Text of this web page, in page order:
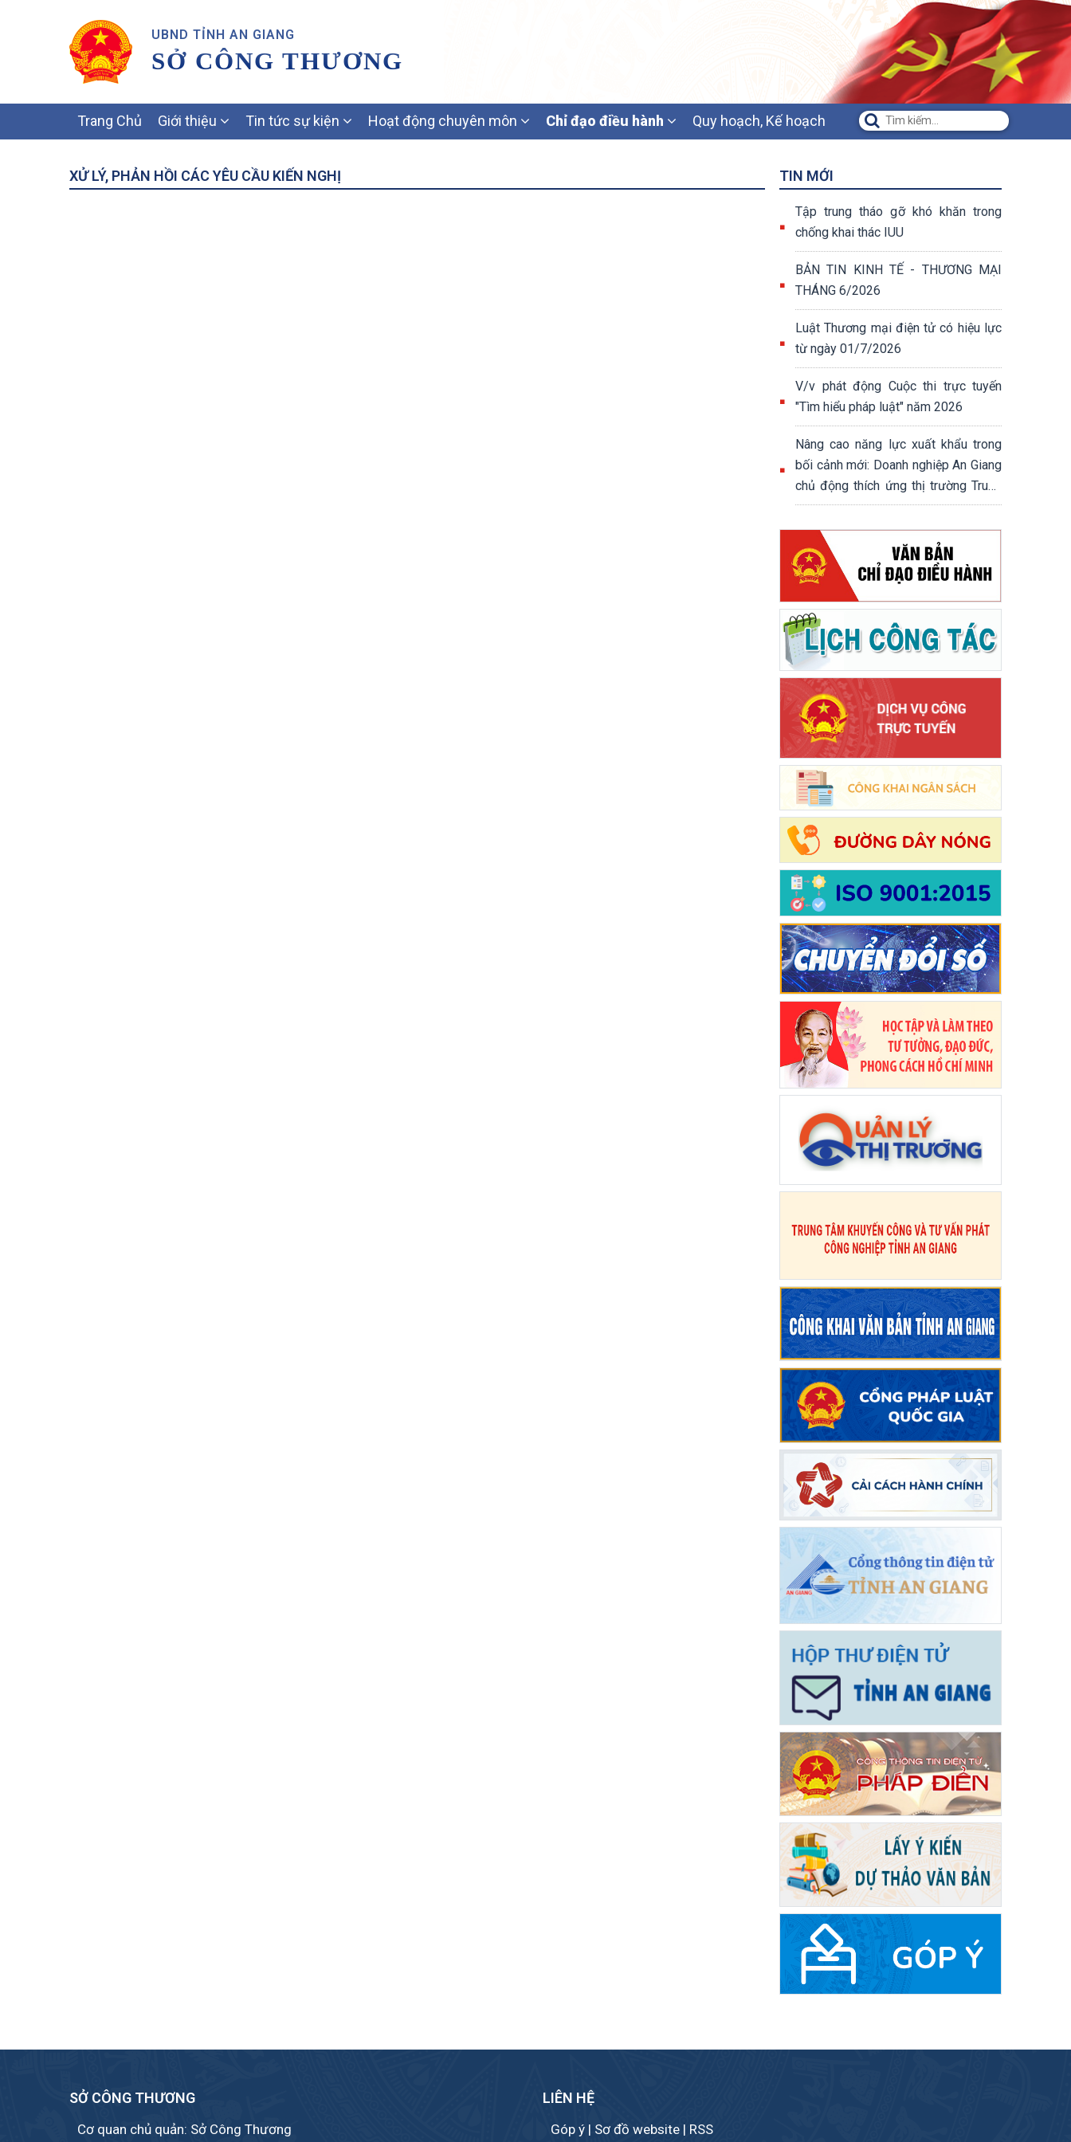
UBND TỈNH AN GIANG
SỞ CÔNG THƯƠNG
NAVIGATION
Trang Chủ Giới thiệu Tin tức sự kiện Hoạt động chuyên môn Chỉ đạo điều hành Quy hoạch, Kế hoạch
XỬ LÝ, PHẢN HỒI CÁC YÊU CẦU KIẾN NGHỊ TIN MỚI
Tập trung tháo gỡ khó khăn trong
chống khai thác IUU
BẢN TIN KINH TẾ - THƯƠNG MẠI
THÁNG 6/2026
Luật Thương mại điện tử có hiệu lực
từ ngày 01/7/2026
V/v phát động Cuộc thi trực tuyến
"Tìm hiểu pháp luật" năm 2026
Nâng cao năng lực xuất khẩu trong
bối cảnh mới: Doanh nghiệp An Giang
chủ động thích ứng thị trường Trung
Quốc, Campuchia
SỞ CÔNG THƯƠNG
Cơ quan chủ quản: Sở Công Thương
LIÊN HỆ
Góp ý | Sơ đồ website | RSS